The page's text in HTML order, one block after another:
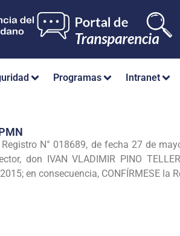
Programas Intranet
N° 018689, de fecha 27 de
don IVAN VLADIMIR PINO
en consecuencia, CONFÍRMESE la